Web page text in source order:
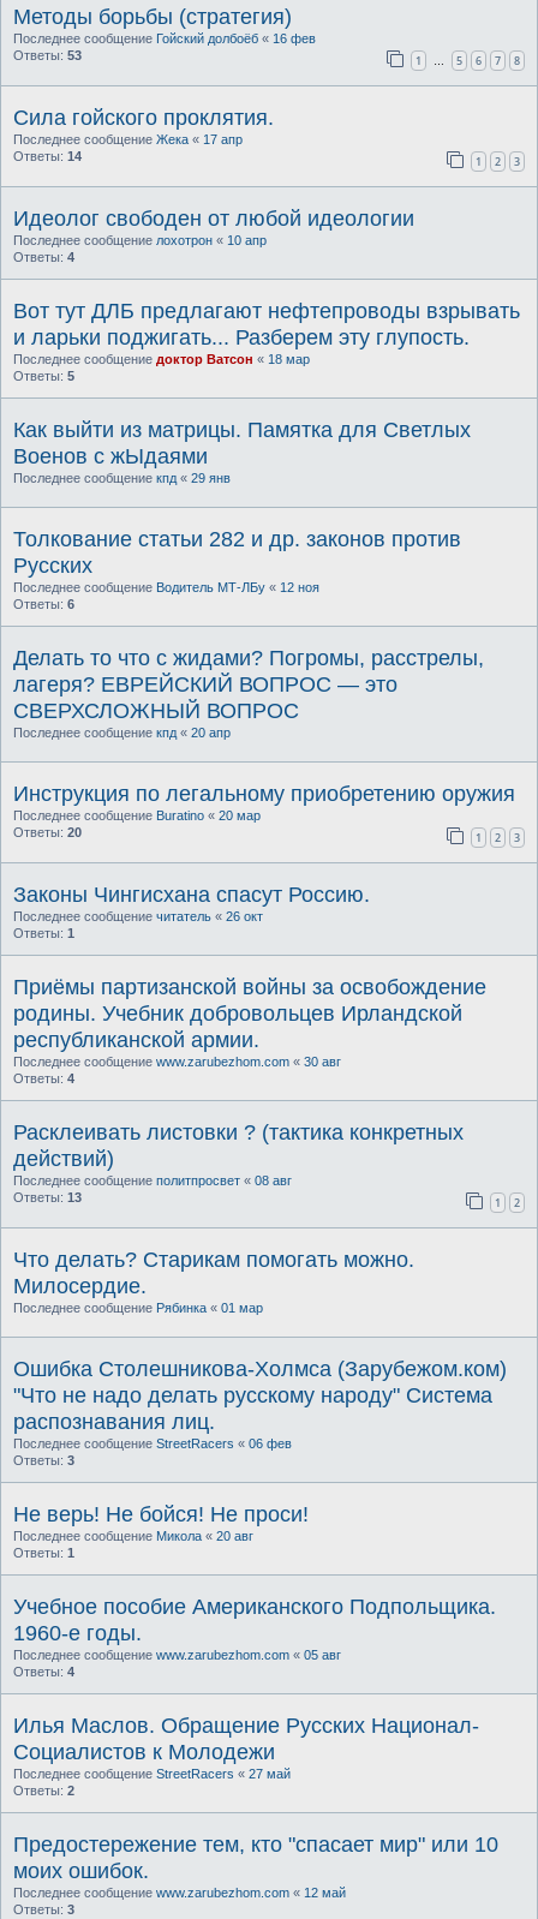
Методы борьбы (стратегия)
Последнее сообщение Гойский долбоёб « 16 фев
Ответы: 53 1 5 6 7 8
Сила гойского проклятия.
Последнее сообщение Жека « 17 апр
Ответы: 14 1 2 3
Идеолог свободен от любой идеологии
Последнее сообщение лохотрон « 10 апр
Ответы: 4
Вот тут ДЛБ предлагают нефтепроводы взрывать
и ларьки поджигать... Разберем эту глупость.
Последнее сообщение доктор Ватсон « 18 мар
Ответы: 5
Как выйти из матрицы. Памятка для Светлых
Военов с жЫдаями
Последнее сообщение кпд « 29 янв
Толкование статьи 282 и др. законов против
Русских
Последнее сообщение Водитель МТ-ЛБу « 12 ноя
Ответы: 6
Делать то что с жидами? Погромы, расстрелы,
лагеря? ЕВРЕЙСКИЙ ВОПРОС — это
СВЕРХСЛОЖНЫЙ ВОПРОС
Последнее сообщение кпд « 20 апр
Инструкция по легальному приобретению оружия
Последнее сообщение Buratino « 20 мар
Ответы: 20 1 2 3
Законы Чингисхана спасут Россию.
Последнее сообщение читатель « 26 окт
Ответы: 1
Приёмы партизанской войны за освобождение
родины. Учебник добровольцев Ирландской
республиканской армии.
Последнее сообщение www.zarubezhom.com « 30 авг
Ответы: 4
Расклеивать листовки ? (тактика конкретных
действий)
Последнее сообщение политпросвет « 08 авг
Ответы: 13 1 2
Что делать? Старикам помогать можно.
Милосердие.
Последнее сообщение Рябинка « 01 мар
Ошибка Столешникова-Холмса (Зарубежом.ком)
"Что не надо делать русскому народу" Система
распознавания лиц.
Последнее сообщение StreetRacers « 06 фев
Ответы: 3
Не верь! Не бойся! Не проси!
Последнее сообщение Микола « 20 авг
Ответы: 1
Учебное пособие Американского Подпольщика.
1960-е годы.
Последнее сообщение www.zarubezhom.com « 05 авг
Ответы: 4
Илья Маслов. Обращение Русских Национал-
Социалистов к Молодежи
Последнее сообщение StreetRacers « 27 май
Ответы: 2
Предостережение тем, кто "спасает мир" или 10
моих ошибок.
Последнее сообщение www.zarubezhom.com « 12 май
Ответы: 3